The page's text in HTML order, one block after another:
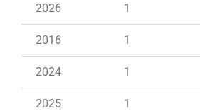
2026 1
2016 1
2024 1
2025 1